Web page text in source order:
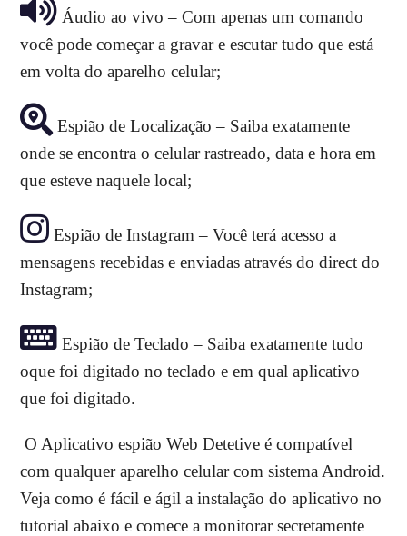
Áudio ao vivo – Com apenas um comando
você pode começar a gravar e escutar tudo que está
em volta do aparelho celular;
Espião de Localização – Saiba exatamente
onde se encontra o celular rastreado, data e hora em
que esteve naquele local;
Espião de Instagram – Você terá acesso a
mensagens recebidas e enviadas através do direct do
Instagram;
Espião de Teclado – Saiba exatamente tudo
oque foi digitado no teclado e em qual aplicativo
que foi digitado.
O Aplicativo espião Web Detetive é compatível
com qualquer aparelho celular com sistema Android.
Veja como é fácil e ágil a instalação do aplicativo no
tutorial abaixo e comece a monitorar secretamente